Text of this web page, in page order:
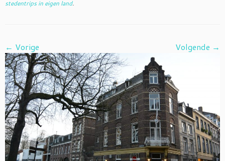
stedentrips in eigen land.
← Vorige Volgende →